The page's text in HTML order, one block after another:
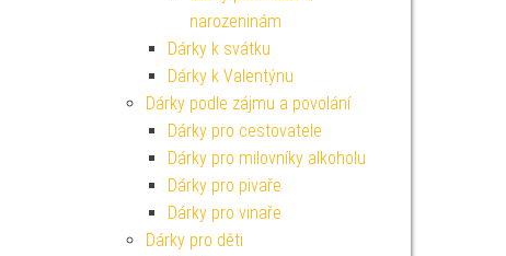
narozeninám
Dárky k svátku
Dárky k Valentýnu
Dárky podle zájmu a povolání
Dárky pro cestovatele
Dárky pro milovníky alkoholu
Dárky pro pivaře
Dárky pro vinaře
Dárky pro děti